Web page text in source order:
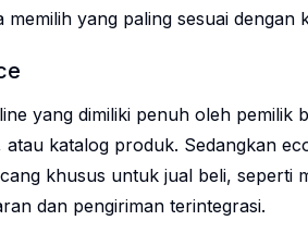
yang paling sesuai dengan
yang dimiliki penuh oleh pemilik
katalog produk. Sedangkan
khusus untuk jual beli, seperti
dan pengiriman terintegrasi.